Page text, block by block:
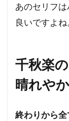
あのセリフ
良いですよね
千秋楽
晴れや
終わりから全